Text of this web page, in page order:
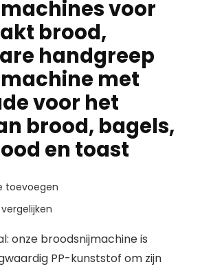
voor
brood,
handgreep
met
voor het
brood, bagels,
en toast
toevoegen
onze broodsnijmachine is
PP-kunststof om zijn